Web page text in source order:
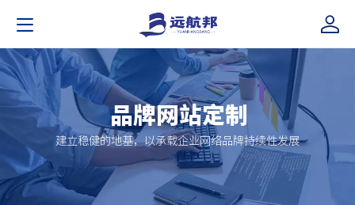
品牌网站定制
建立稳健的地基，以承载企业网络品牌持续性发展